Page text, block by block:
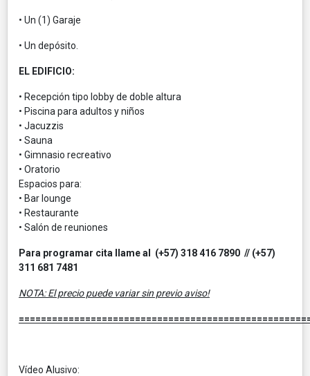
• Un (1) Garaje
• Un depósito.
EL EDIFICIO:
• Recepción tipo lobby de doble altura
• Piscina para adultos y niños
• Jacuzzis
• Sauna
• Gimnasio recreativo
• Oratorio
Espacios para:
• Bar lounge
• Restaurante
• Salón de reuniones
Para programar cita llame al (+57) 318 416 7890 // (+57)
311 681 7481
NOTA: El precio puede variar sin previo aviso!
Vídeo Alusivo: